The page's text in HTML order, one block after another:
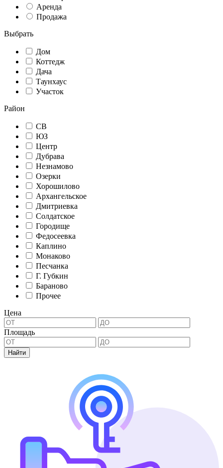
Аренда
Продажа
Выбрать
Дом
Коттедж
Дача
Таунхаус
Участок
Район
СВ
ЮЗ
Центр
Дубрава
Незнамово
Озерки
Хорошилово
Архангельское
Дмитриевка
Солдатское
Городище
Федосеевка
Каплино
Монаково
Песчанка
Г. Губкин
Бараново
Прочее
Цена
Площадь